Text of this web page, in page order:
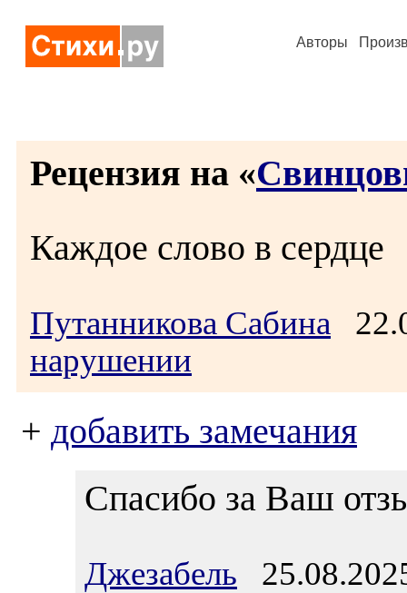
Авторы
Рецензия на «
Каждое слово в сердце
Путанникова Сабина
нарушении
+ добавить замечания
Спасибо за Ваш
Джезабель